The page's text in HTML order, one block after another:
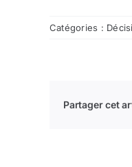
Catégories :
Partager cet